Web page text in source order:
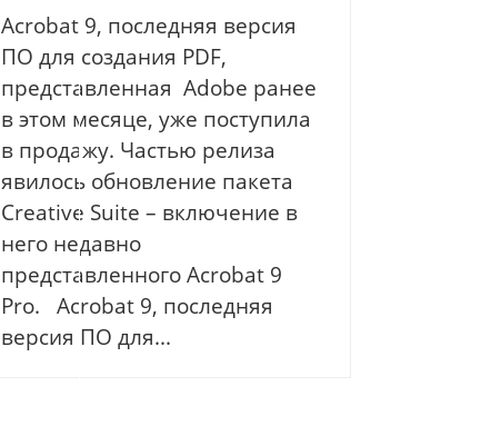
Acrobat 9, последняя версия
ПО для создания PDF,
представленная Adobe ранее
в этом месяце, уже поступила
в продажу. Частью релиза
явилось обновление пакета
Creative Suite – включение в
него недавно
представленного Acrobat 9
Pro. Acrobat 9, последняя
версия ПО для...